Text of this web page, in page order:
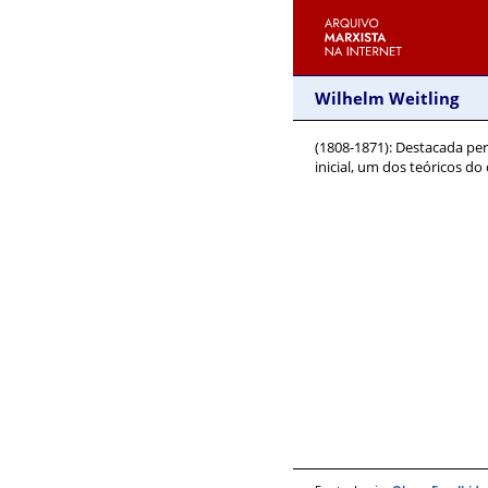
Wilhelm Weitling
(1808-1871): Destacada
inicial, um dos teóricos